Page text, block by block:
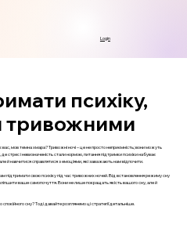
Login
психіку,
тривожними
вас, мов темна хмара? Тривожні ночі – це не просто неприємність; вони можуть
стрес і невизначеність стали нормою, питання підтримки психіки набуває
й навчитися справлятися з емоціями, які заважають нам відпочити.
підтримати свою психіку під час тривожних ночей. Від встановлення режиму сну
ваше самопочуття. Вони не лише покращать якість вашого сну, але й
сну? Тоді давайте розглянемо ці стратегії детальніше.